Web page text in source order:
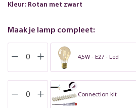
Kleur: Rotan met zwart
Maak je lamp compleet:
4,5W - E27 - Led
Connection kit